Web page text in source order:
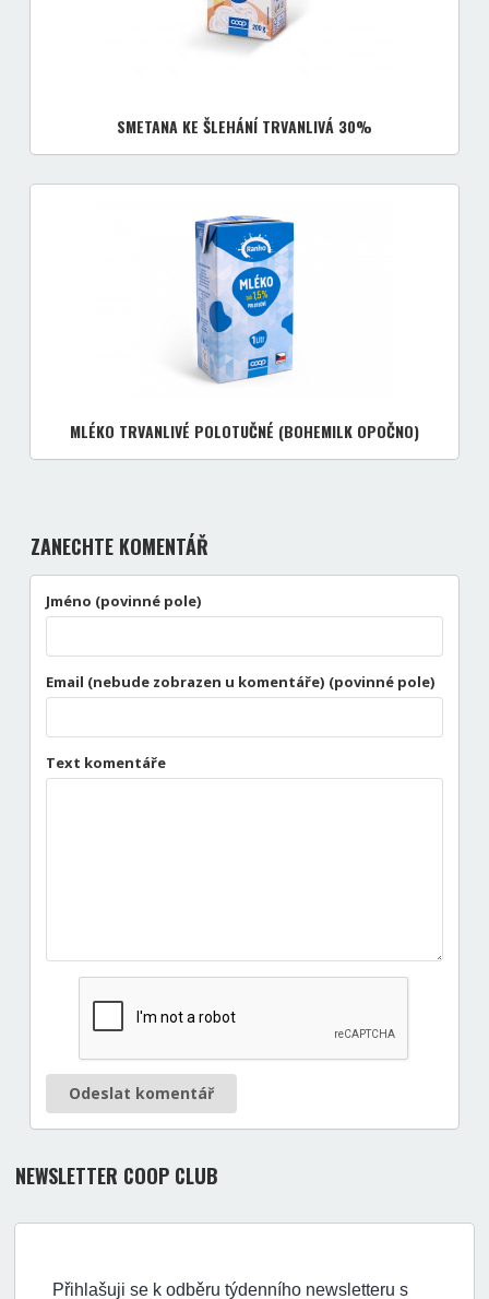
SMETANA KE ŠLEHÁNÍ TRVANLIVÁ 30%
MLÉKO TRVANLIVÉ POLOTUČNÉ (BOHEMILK OPOČNO)
ZANECHTE KOMENTÁŘ
Jméno (povinné pole)
Email (nebude zobrazen u komentáře) (povinné pole)
Text komentáře
Odeslat komentář
NEWSLETTER COOP CLUB